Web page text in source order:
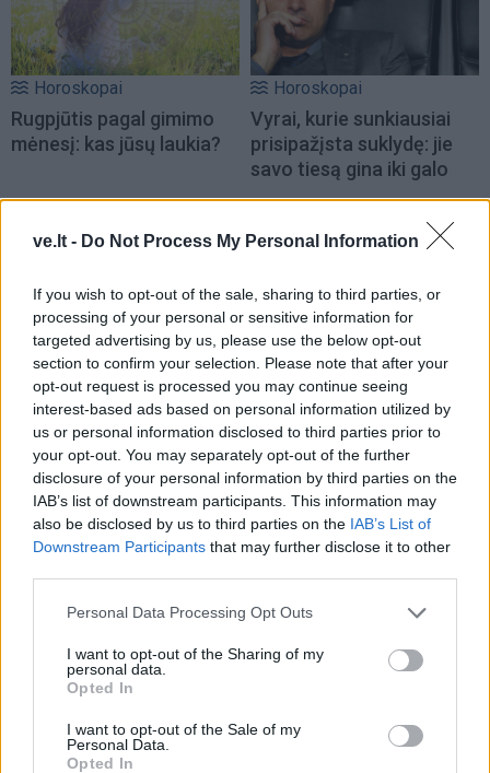
ve.lt - Do Not Process My Personal Information
If you wish to opt-out of the sale, sharing to third parties, or
processing of your personal or sensitive information for
targeted advertising by us, please use the below opt-out
section to confirm your selection. Please note that after your
opt-out request is processed you may continue seeing
interest-based ads based on personal information utilized by
us or personal information disclosed to third parties prior to
your opt-out. You may separately opt-out of the further
disclosure of your personal information by third parties on the
IAB’s list of downstream participants. This information may
also be disclosed by us to third parties on the IAB’s List of
Downstream Participants that may further disclose it to other
Personal Data Processing Opt Outs
I want to opt-out of the Sharing of my
personal data.
Opted In
I want to opt-out of the Sale of my
Personal Data.
Opted In
Horoskopai
Rugpjūtis pagal gimimo
mėnesį: kas jūsų laukia?
Horoskopai
Vyrai, kurie sunkiausiai
prisipažįsta suklydę: jie
savo tiesą gina iki galo
Horoskopai
Kuriam Zodiako ženklui
skubiai reikia šuns?
Horoskopai
Dienos horoskopas 12
Zodiako ženklų: Marsas
gali sustiprinti
nekantrumą, ginčus ir
skubėjimą
Horoskopai
žmonės yra patys
sėkmingiausi
netrukus laukia didžiausia